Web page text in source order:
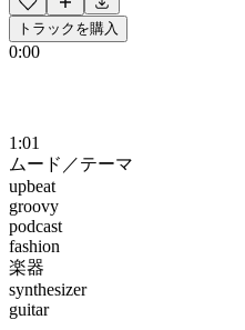
トラックを購入
0:00
1:01
ムード／テーマ
upbeat
groovy
podcast
fashion
楽器
synthesizer
guitar